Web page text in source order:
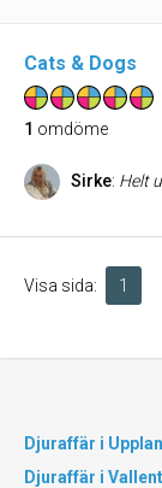
Cats & Dogs
1 omdöme
Sirke: Helt underbar, trevlig
Visa sida: 1
Djuraffär i
Djuraffär i